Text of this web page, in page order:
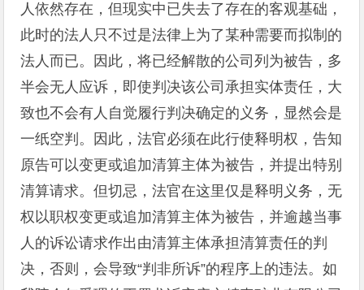
人依然存在，但现实中已失去了存在的客观基础，
此时的法人只不过是法律上为了某种需要而拟制的
法人而已。因此，将已经解散的公司列为被告，多
半会无人应诉，即使判决该公司承担实体责任，大
致也不会有人自觉履行判决确定的义务，显然会是
一纸空判。因此，法官必须在此行使释明权，告知
原告可以变更或追加清算主体为被告，并提出特别
清算请求。但切忌，法官在这里仅是释明义务，无
权以职权变更或追加清算主体为被告，并逾越当事
人的诉讼请求作出由清算主体承担清算责任的判
决，否则，会导致“判非所诉”的程序上的违法。如